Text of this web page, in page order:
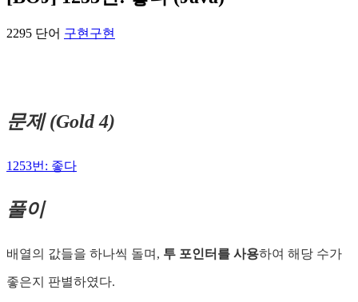
2295 단어 구현 구현
문제 (Gold 4)
1253번: 좋다
풀이
배열의 값들을 하나씩 돌며, 투 포인터를 사용하여 해당 수가
좋은지 판별하였다.